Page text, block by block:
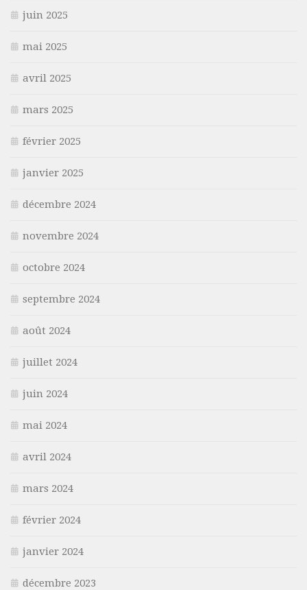
juin 2025
mai 2025
avril 2025
mars 2025
février 2025
janvier 2025
décembre 2024
novembre 2024
octobre 2024
septembre 2024
août 2024
juillet 2024
juin 2024
mai 2024
avril 2024
mars 2024
février 2024
janvier 2024
décembre 2023